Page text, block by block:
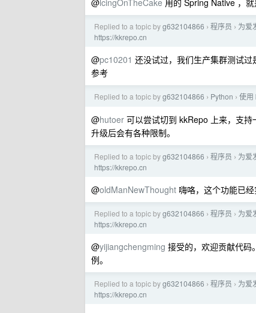
@lcingOnTheCake 用的 Spring Native ，
Replied to a topic byg632104866 › 程序员 › 为爱
https://kkrepo.cn
@pc10201 还没试过，我们生产集群测试
参考
Replied to a topic byg632104866 › Python › 使用
@hutoer 可以尝试切到 kkRepo 上来，支持
升级后会有各种限制。
Replied to a topic byg632104866 › 程序员 › 为爱
https://kkrepo.cn
@oldManNewThought 嗨咯，这个功能已
Replied to a topic byg632104866 › 程序员 › 为爱
https://kkrepo.cn
@yijiangchengming 接受的，欢迎贡献代码
例。
Replied to a topic byg632104866 › 程序员 › 为爱
https://kkrepo.cn